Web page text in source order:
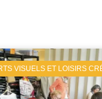
VISUELS ET LOISIRS